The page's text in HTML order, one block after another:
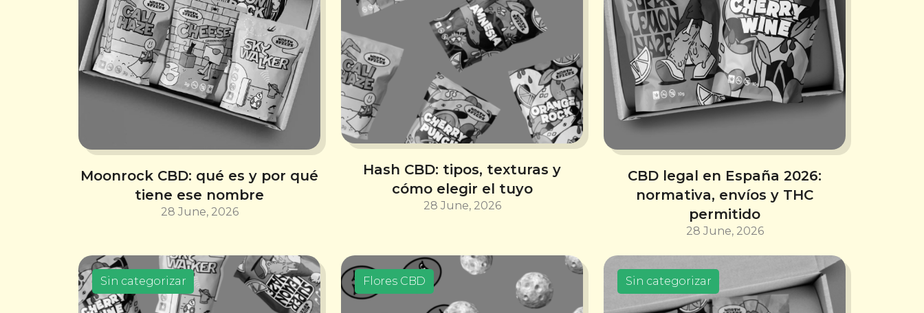
Moonrock CBD: qué es y por qué
tiene ese nombre
28 June, 2026
Hash CBD: tipos, texturas y
cómo elegir el tuyo
28 June, 2026
CBD legal en España 2026:
normativa, envíos y THC
permitido
28 June, 2026
Sin categorizar Flores CBD Sin categorizar